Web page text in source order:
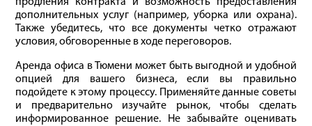
дополнительных услуг (например, уборка или охрана).
Также убедитесь, что все документы четко отражают
условия, обговоренные в ходе переговоров.
Аренда офиса в Тюмени может быть выгодной и удобной
опцией для вашего бизнеса, если вы правильно
подойдете к этому процессу. Применяйте данные советы
и предварительно изучайте рынок, чтобы сделать
информированное решение. Не забывайте оценивать